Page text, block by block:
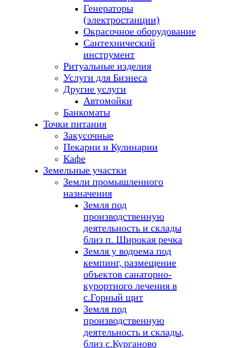
Генераторы
(электростанции)
Окрасочное оборудование
Сантехнический
инструмент
Ритуальные изделия
Услуги для Бизнеса
Другие услуги
Автомойки
Банкоматы
Точки питания
Закусочные
Пекарни и Кулинарии
Кафе
Земельные участки
Земли промышленного
назначения
Земля под
производственную
деятельность и склады
близ п. Широкая речка
Земля у водоема под
кемпинг, размещение
объектов санаторно-
курортного лечения в
с.Горный щит
Земля под
производственную
деятельность и склады,
близ с.Курганово